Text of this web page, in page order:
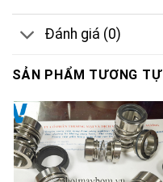
Đánh giá (0)
SẢN PHẨM TƯƠNG TỰ